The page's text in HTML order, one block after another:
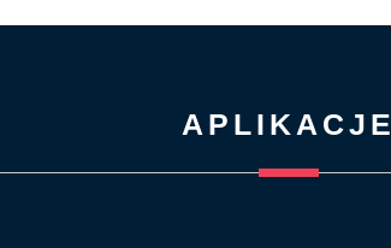
APLIKACJE